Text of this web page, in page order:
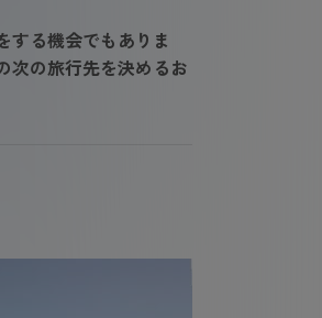
する機会でもありま
次の旅行先を決めるお